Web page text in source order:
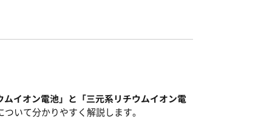
会員限定割引で購入可能
イオン電池」と「三元系リチウムイオン電
いて分かりやすく解説します。